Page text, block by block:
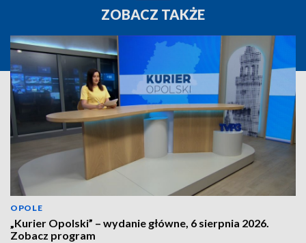
ZOBACZ TAKŻE
OPOLE
„Kurier Opolski” – wydanie główne, 6 sierpnia 2026.
Zobacz program